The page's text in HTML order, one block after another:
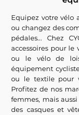
Equipez votre vélo
ou changez des
pédales... Chez
accessoires pour
ou le vélo de
équipement
ou le textile pour
Profitez de nos
femmes, mais aussi
des casques et